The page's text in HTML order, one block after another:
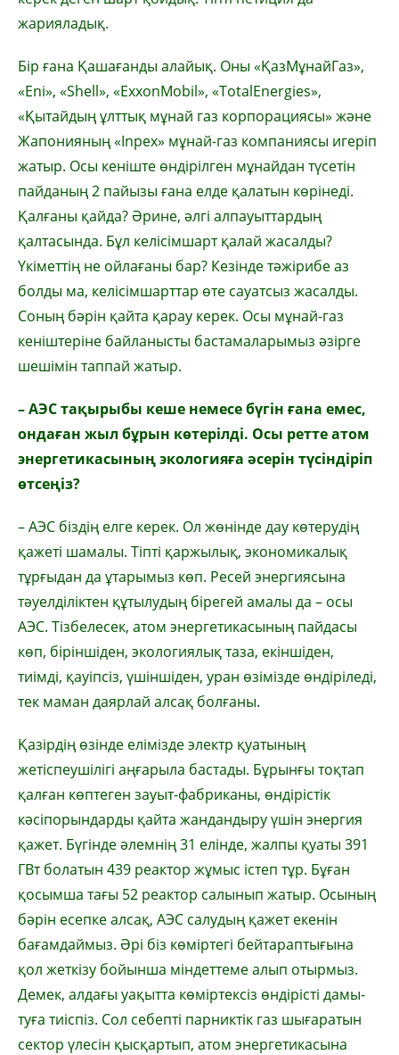
жарияладық.
Бір ғана Қашағанды алайық. Оны «ҚазМұнайГаз»,
«Eni», «Shell», «ExxonMobil», «TotalEnergies»,
«Қытайдың ұлттық мұнай газ корпорациясы» және
Жапонияның «Inpex» мұнай-газ компаниясы игеріп
жатыр. Осы кеніште өндірілген мұнайдан түсетін
пайданың 2 пайызы ғана елде қалатын көрінеді.
Қалғаны қайда? Әрине, әлгі алпауыттардың
қалтасында. Бұл келісімшарт қалай жасалды?
Үкіметтің не ойлағаны бар? Кезінде тәжірибе аз
болды ма, келісімшарттар өте сауатсыз жасалды.
Соның бәрін қайта қарау керек. Осы мұнай-газ
кеніштеріне байланысты бастамаларымыз әзірге
шешімін таппай жатыр.
– АЭС тақырыбы кеше немесе бүгін ғана емес,
ондаған жыл бұрын көтерілді. Осы ретте атом
энергетикасының экологияға әсерін түсіндіріп
өтсеңіз?
– АЭС біздің елге керек. Ол жөнінде дау көтерудің
қажеті шамалы. Тіпті қаржылық, экономикалық
тұрғыдан да ұтарымыз көп. Ресей энергиясына
тәуелділіктен құтылудың бірегей амалы да – осы
АЭС. Тізбелесек, атом энергетикасының пайдасы
көп, біріншіден, экологиялық таза, екіншіден,
тиімді, қауіпсіз, үшіншіден, уран өзімізде өндіріледі,
тек маман даярлай алсақ болғаны.
Қазірдің өзінде елімізде электр қуатының
жетіспеушілігі аңғарыла бастады. Бұрынғы тоқтап
қалған көптеген зауыт-фабриканы, өндірістік
кәсіпорындарды қайта жандандыру үшін энергия
қажет. Бүгінде әлемнің 31 елінде, жалпы қуаты 391
ГВт болатын 439 реактор жұмыс істеп тұр. Бұған
қосымша тағы 52 реактор салынып жатыр. Осының
бәрін есепке алсақ, АЭС салудың қажет екенін
бағамдаймыз. Әрі біз көмір­тегі бейтараптығына
қол жет­кізу бойынша міндеттеме алып отырмыз.
Демек, алдағы уа­қытта көміртексіз өндірісті дамы­
туға тиіс­піз. Сол себепті парниктік газ шыға­ратын
сектор үлесін қысқартып, атом энергетикасына